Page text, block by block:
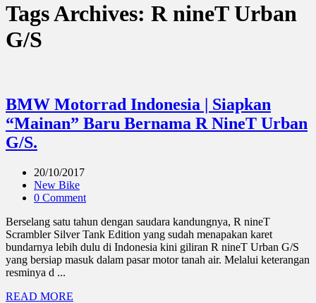
Tags Archives: R nineT Urban
G/S
BMW Motorrad Indonesia | Siapkan
“Mainan” Baru Bernama R NineT Urban
G/S.
20/10/2017
New Bike
0 Comment
Berselang satu tahun dengan saudara kandungnya, R nineT
Scrambler Silver Tank Edition yang sudah menapakan karet
bundarnya lebih dulu di Indonesia kini giliran R nineT Urban G/S
yang bersiap masuk dalam pasar motor tanah air. Melalui keterangan
resminya d ...
READ MORE